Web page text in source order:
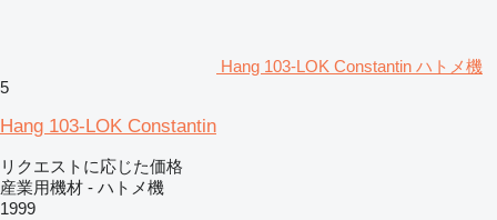
Hang 103-LOK Constantin ハトメ機
5
Hang 103-LOK Constantin
リクエストに応じた価格
産業用機材 - ハトメ機
1999